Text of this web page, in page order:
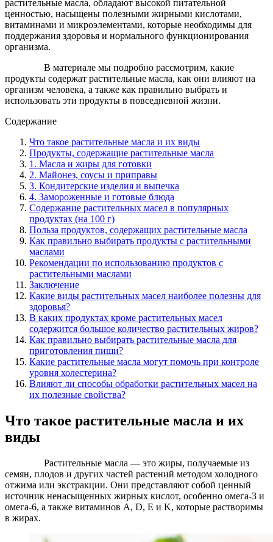
растительные масла, обладают высокой питательной
ценностью, насыщены полезными жирными кислотами,
витаминами и микроэлементами, которые необходимы для
поддержания здоровья и нормального функционирования
организма.
В материале мы подробно рассмотрим, какие
продукты содержат растительные масла, как они влияют на
организм человека, а также как правильно выбрать и
использовать эти продукты в повседневной жизни.
Содержание
Что такое растительные масла и их виды
Продукты, содержащие растительные масла
1. Масла и жиры для готовки
2. Майонез, соусы и приправы
3. Кондитерские изделия и выпечка
4. Замороженные и готовые блюда
Содержание растительных масел в популярных
продуктах (на 100 г)
Польза продуктов, содержащих растительные масла
Как правильно выбирать продукты с растительными
маслами
Рекомендации по использованию продуктов с
растительными маслами
Заключение
Какие виды растительных масел наиболее полезны для
здоровья?
В каких продуктах кроме растительных масел
содержится большое количество растительных жиров?
Как правильно выбирать растительные масла для
приготовления пищи?
Какие растительные масла могут помочь при контроле
уровня холестерина?
Влияют ли способы обработки растительных масел на
их полезные свойства?
Что такое растительные масла и их
виды
Растительные масла — это жиры, получаемые из
семян, плодов и других частей растений методом холодного
отжима или экстракции. Они представляют собой ценный
источник ненасыщенных жирных кислот, особенно омега-3 и
омега-6, а также витаминов A, D, E и K, которые растворимы
в жирах.